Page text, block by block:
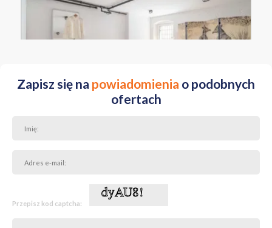
WIELKOPOLSKIE Poznań Wilda ul. św. Czesława
Zapisz się na powiadomienia o podobnych
ofertach
Przepisz kod captcha: